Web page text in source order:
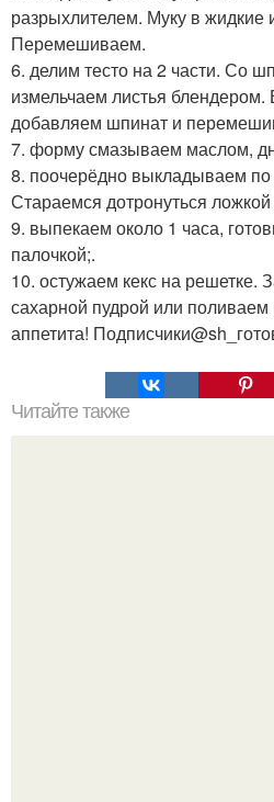
разрыхлителем. Муку в жидкие
Перемешиваем.
6. делим тесто на 2 части. Со
измельчаем листья
добавляем шпинат и
7. форму смазываем маслом,
8. поочерёдно выкладываем по
Стараемся дотронуться
9. выпекаем около 1 часа,
палочкой;.
10. остужаем кекс на решетке.
сахарной пудрой или поливаем
аппетита!
Читайте также